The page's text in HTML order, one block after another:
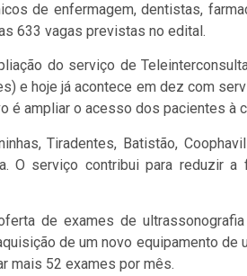
de enfermagem, dentistas,
633 vagas previstas no edital.
do serviço de
e hoje já acontece em dez com
é ampliar o acesso dos pacientes à
Tiradentes, Batistão,
O serviço contribui para reduzir
de exames de
de um novo equipamento de
mais 52 exames por mês.